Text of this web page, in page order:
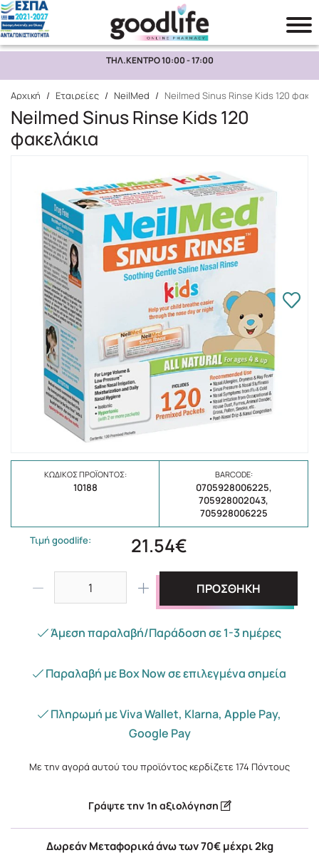
Αναζήτηση
ΤΗΛ.ΚΕΝΤΡΟ 10:00 - 17:00
Αρχική / Εταιρείες / NeilMed / Neilmed Sinus Rinse Kids 120
Neilmed Sinus Rinse Kids 120
φακελάκια
ΚΩΔΙΚΌΣ ΠΡΟΪΌΝΤΟΣ:
10188
BARCODE:
0705928006225,
705928002043,
705928006225
Τιμή goodlife: 21.54€
ΠΡΟΣΘΗΚΗ
Άμεση παραλαβή/Παράδοση σε 1-3 ημέρες
Παραλαβή με Box Now σε επιλεγμένα σημεία
Πληρωμή με Viva Wallet, Klarna, Apple Pay,
Google Pay
Με την αγορά αυτού του προϊόντος κερδίζετε 174 Πόντους
Γράψτε την 1η αξιολόγηση
Δωρεάν Μεταφορικά άνω των 70€ μέχρι 2kg